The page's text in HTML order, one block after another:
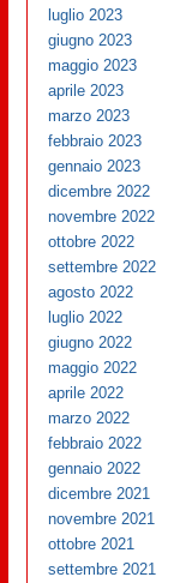
luglio 2023
giugno 2023
maggio 2023
aprile 2023
marzo 2023
febbraio 2023
gennaio 2023
dicembre 2022
novembre 2022
ottobre 2022
settembre 2022
agosto 2022
luglio 2022
giugno 2022
maggio 2022
aprile 2022
marzo 2022
febbraio 2022
gennaio 2022
dicembre 2021
novembre 2021
ottobre 2021
settembre 2021